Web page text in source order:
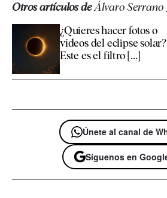
Otros artículos deÁlvaro Serrano
¿Quieres hacer fotos o
vídeos del eclipse solar?
Este es el filtro [...]
Únete al canal de
Síguenos en